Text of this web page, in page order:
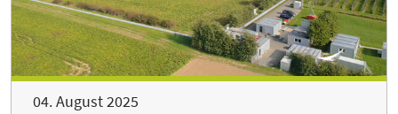
04. August 2025